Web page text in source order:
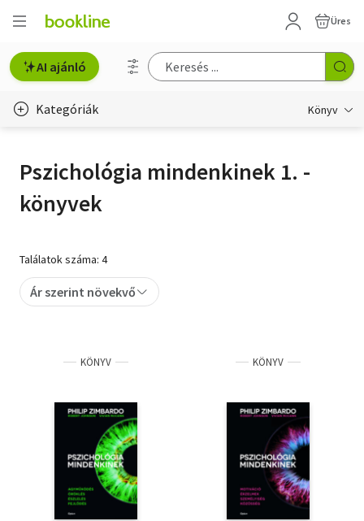
Üres
AI ajánló
Kategóriák Könyv
Erotika
Gyermek- és ifjúsági
Hobbi, szabadidő
Irodalom
Tankönyv, segédkönyv
Társadalomtudomány
Természettudomány
Pszichológia mindenkinek 1. -
könyvek
Találatok száma: 4
Ár szerint növekvő
KÖNYV KÖNYV